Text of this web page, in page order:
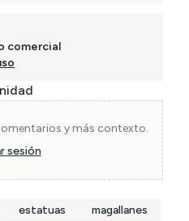
comercial
y más contexto.
sesión
estatuas
magallanes